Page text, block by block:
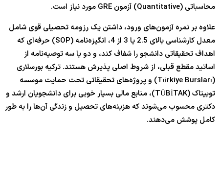
محاسباتی (Quantitative) آزمون GRE مورد نیاز است.
علاوه بر نمره آزمون‌های ورود، داشتن یک رزومه تحصیلی قوی شامل
معدل کارشناسی بالای 2.5 یا 3 از 4، انگیزه‌نامه (SOP) حرفه‌ای که
اهداف تحقیقاتی دانشجو را شفاف کند، و دو یا سه توصیه‌نامه از
اساتید مقطع قبلی، از شروط اصلی پذیرش هستند. ترکیه بورسلاری
(Türkiye Bursları) و پروژه‌های تحقیقاتی تحت حمایت موسسه
توبیتاک (TÜBİTAK)، منابع مالی بسیار خوبی برای دانشجویان ارشد و
دکتری محسوب می‌شوند که هزینه‌های تحصیل و زندگی آن‌ها را به طور
کامل پوشش می‌دهند.